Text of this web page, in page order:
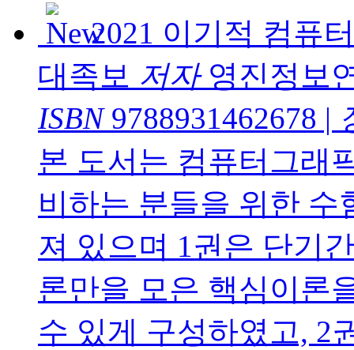
2021 이기적 컴퓨
대족보 저자영진정보
ISBN9788931462678 |
본 도서는 컴퓨터그래
비하는 분들을 위한 수
져 있으며 1권은 단기
론만을 모은 핵심이론
수 있게 구성하였고, 2